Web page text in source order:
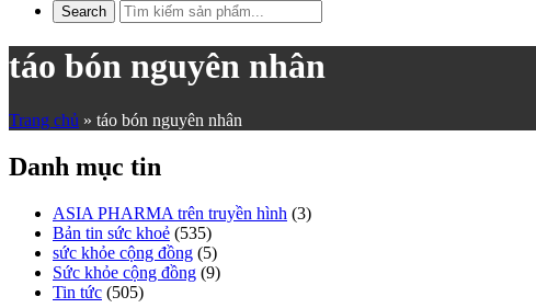
táo bón nguyên nhân
Trang chủ » táo bón nguyên nhân
Danh mục tin
ASIA PHARMA trên truyền hình (3)
Bản tin sức khoẻ (535)
sức khỏe cộng đồng (5)
Sức khỏe cộng đồng (9)
Tin tức (505)